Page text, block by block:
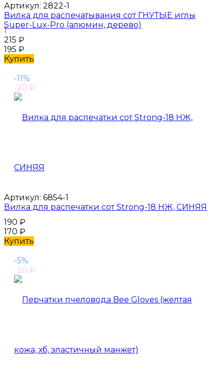
Артикул: 2822-1
Вилка для распечатывания сот ГНУТЫЕ иглы
Super-Lux-Pro (алюмин, дерево)
1
215 ₽
195 ₽
Купить
-11%
-20 ₽
Артикул: 6854-1
Вилка для распечатки сот Strong-18 НЖ, СИНЯЯ
190 ₽
170 ₽
Купить
-5%
-20 ₽